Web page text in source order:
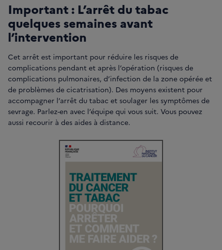
Important : L’arrêt du tabac
quelques semaines avant
l’intervention
Cet arrêt est important pour réduire les risques de
complications pendant et après l’opération (risques de
complications pulmonaires, d’infection de la zone opérée et
de problèmes de cicatrisation). Des moyens existent pour
accompagner l’arrêt du tabac et soulager les symptômes de
sevrage. Parlez-en avec l’équipe qui vous suit. Vous pouvez
aussi recourir à des aides à distance.